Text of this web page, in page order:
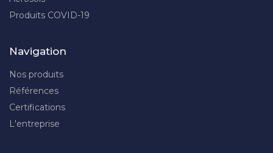
Produits COVID-19
Navigation
Nos produits
Références
Certifications
L'entreprise